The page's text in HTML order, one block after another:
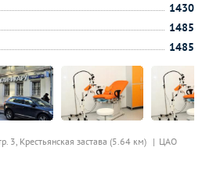
3, Крестьянская застава (5.64 км) ЦАО
1430
1485
1485